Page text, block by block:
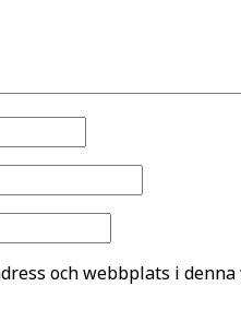
och webbplats i